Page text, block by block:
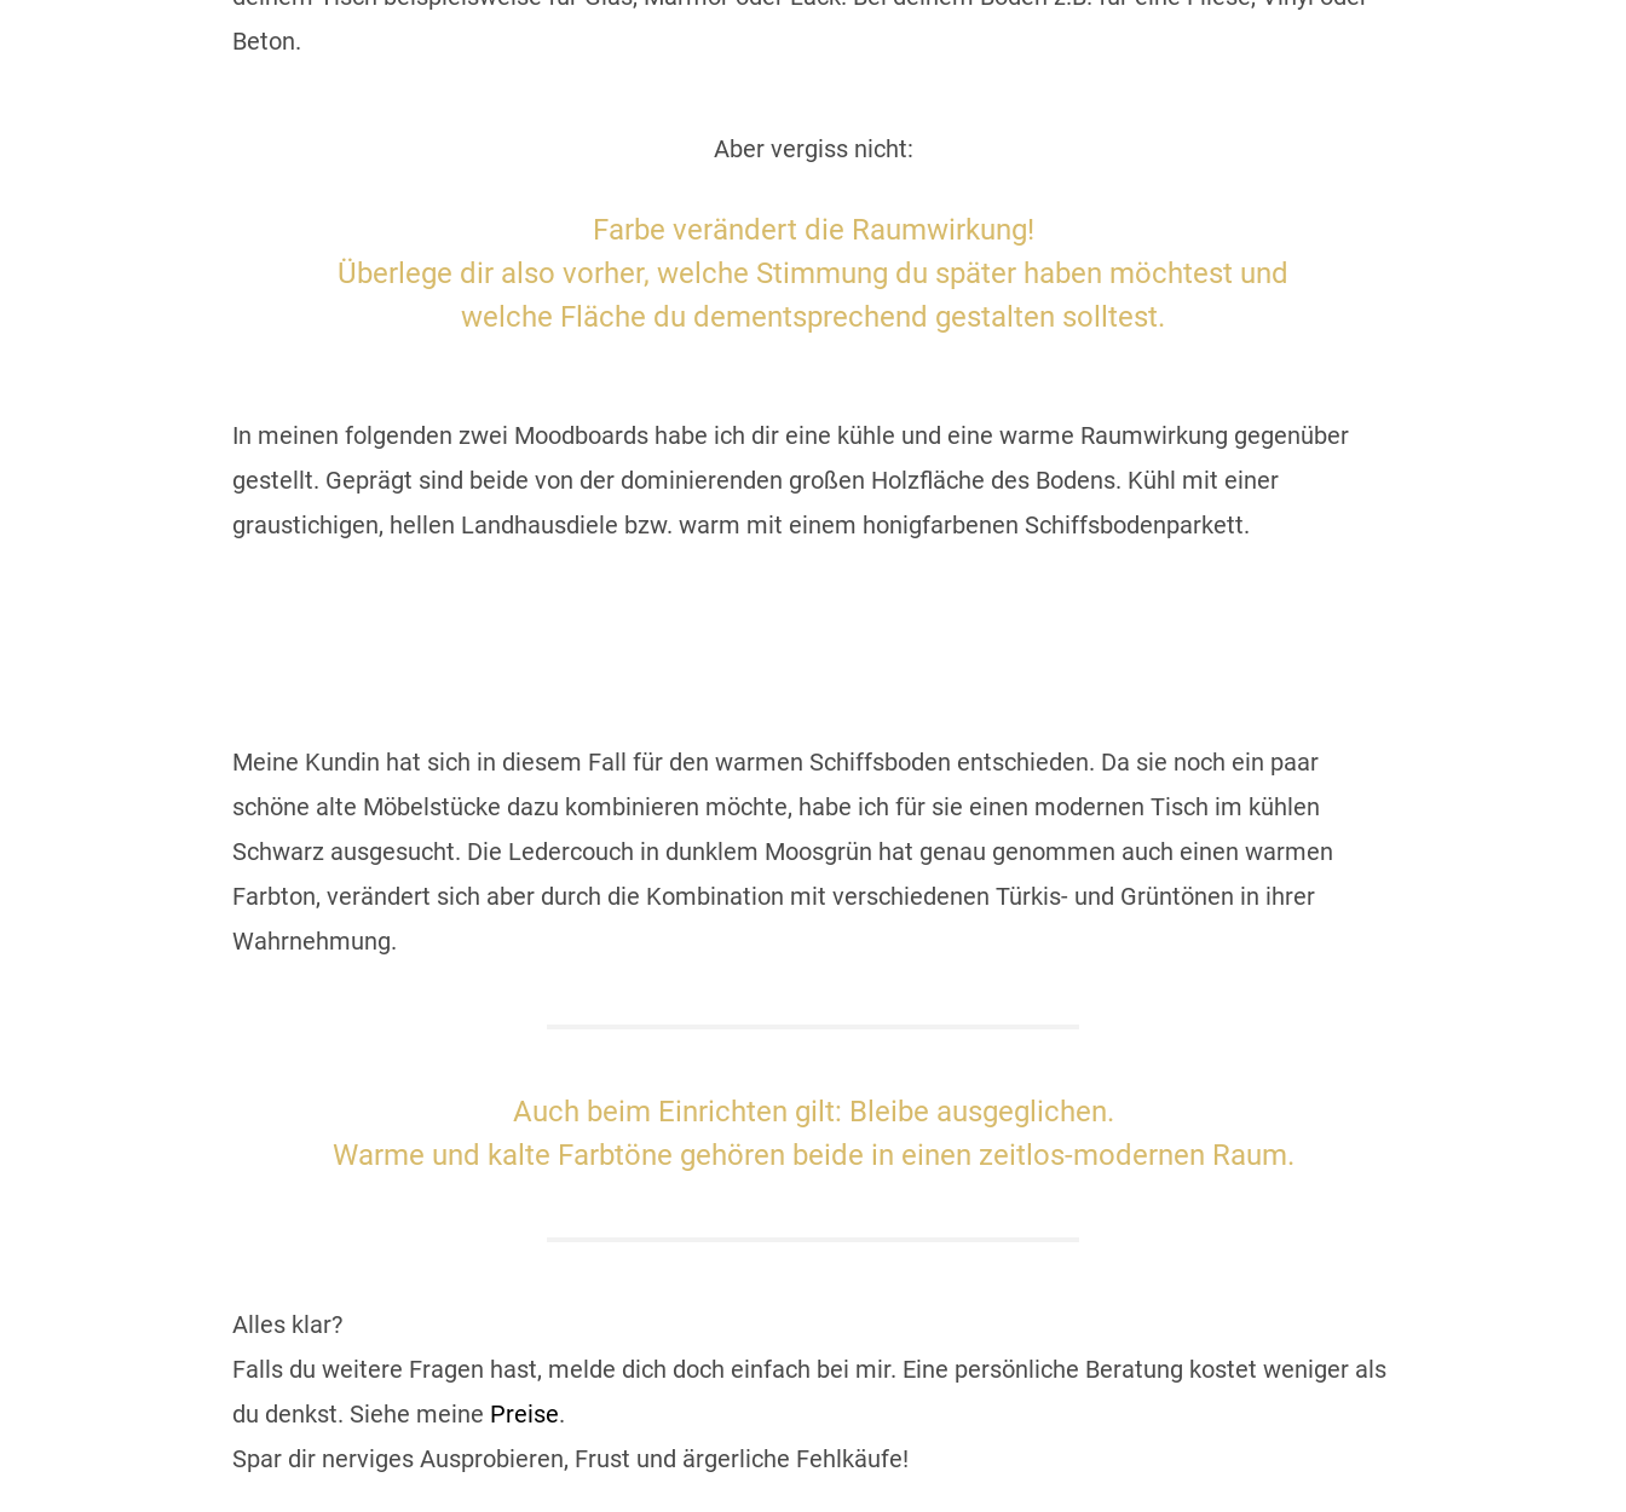
Beton.
Aber vergiss nicht:
Farbe verändert die Raumwirkung!
Überlege dir also vorher, welche Stimmung du später haben möchtest und
welche Fläche du dementsprechend gestalten solltest.
In meinen folgenden zwei Moodboards habe ich dir eine kühle und eine warme Raumwirkung gegenüber
gestellt. Geprägt sind beide von der dominierenden großen Holzfläche des Bodens. Kühl mit einer
graustichigen, hellen Landhausdiele bzw. warm mit einem honigfarbenen Schiffsbodenparkett.
Meine Kundin hat sich in diesem Fall für den warmen Schiffsboden entschieden. Da sie noch ein paar
schöne alte Möbelstücke dazu kombinieren möchte, habe ich für sie einen modernen Tisch im kühlen
Schwarz ausgesucht. Die Ledercouch in dunklem Moosgrün hat genau genommen auch einen warmen
Farbton, verändert sich aber durch die Kombination mit verschiedenen Türkis- und Grüntönen in ihrer
Wahrnehmung.
Auch beim Einrichten gilt: Bleibe ausgeglichen.
Warme und kalte Farbtöne gehören beide in einen zeitlos-modernen Raum.
Alles klar?
Falls du weitere Fragen hast, melde dich doch einfach bei mir. Eine persönliche Beratung kostet weniger als
du denkst. Siehe meine Preise.
Spar dir nerviges Ausprobieren, Frust und ärgerliche Fehlkäufe!